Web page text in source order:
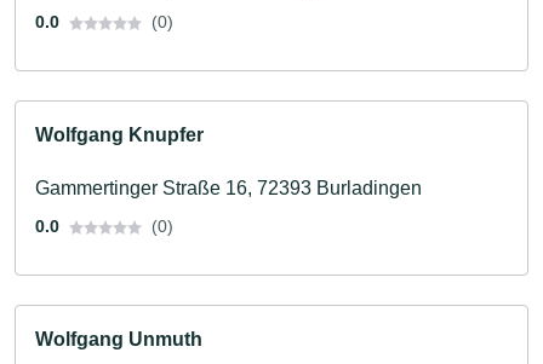
0.0 (0)
Wolfgang Knupfer
Gammertinger Straße 16, 72393 Burladingen
0.0 (0)
Wolfgang Unmuth